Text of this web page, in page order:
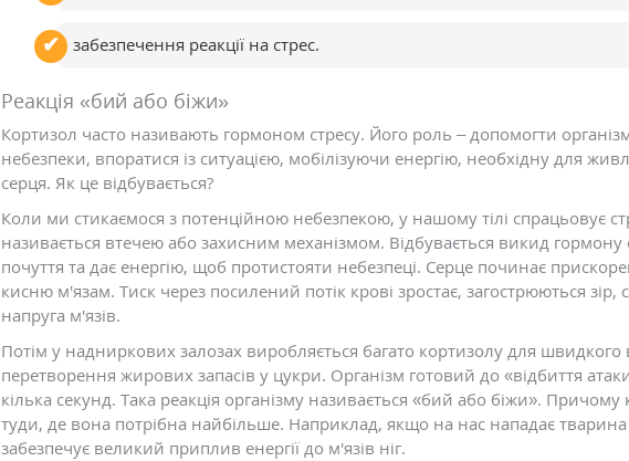
забезпечення реакції на стрес.
Реакція «бий або біжи»
Кортизол часто називають гормоном стресу. Його роль – допомогти
небезпеки, впоратися із ситуацією, мобілізуючи енергію, необхідну для
серця. Як це відбувається?
Коли ми стикаємося з потенційною небезпекою, у нашому тілі спрацьовує
називається втечею або захисним механізмом. Відбувається викид гормону
почуття та дає енергію, щоб протистояти небезпеці. Серце починає
кисню м'язам. Тиск через посилений потік крові зростає, загострюються зір,
напруга м'язів.
Потім у надниркових залозах виробляється багато кортизолу для швидкого
перетворення жирових запасів у цукри. Організм готовий до «відбиття
кілька секунд. Така реакція організму називається «бий або біжи».
туди, де вона потрібна найбільше. Наприклад, якщо на нас нападає тварина
забезпечує великий приплив енергії до м'язів ніг.